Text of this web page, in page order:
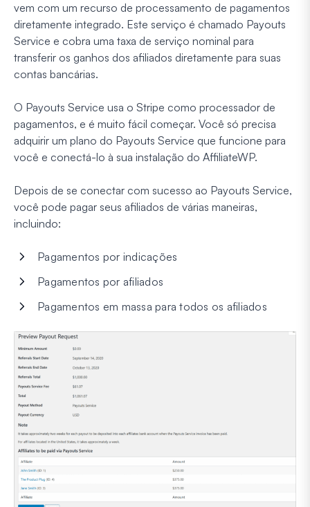
vem com um recurso de processamento de pagamentos
diretamente integrado. Este serviço é chamado Payouts
Service e cobra uma taxa de serviço nominal para
transferir os ganhos dos afiliados diretamente para suas
contas bancárias.
O Payouts Service usa o Stripe como processador de
pagamentos, e é muito fácil começar. Você só precisa
adquirir um plano do Payouts Service que funcione para
você e conectá-lo à sua instalação do AffiliateWP.
Depois de se conectar com sucesso ao Payouts Service,
você pode pagar seus afiliados de várias maneiras,
incluindo:
Pagamentos por indicações
Pagamentos por afiliados
Pagamentos em massa para todos os afiliados